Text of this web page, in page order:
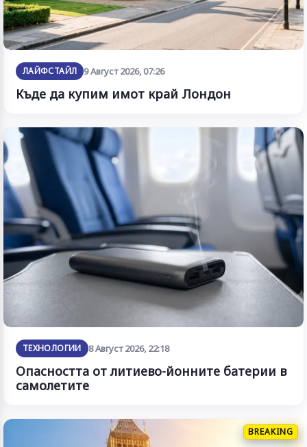
ЛАЙФСТАЙЛ 9 Август 2026, 07:26
Къде да купим имот край Лондон
ТЕХНОЛОГИИ 8 Август 2026, 22:18
Опасността от литиево-йонните батерии в
самолетите
BREAKING